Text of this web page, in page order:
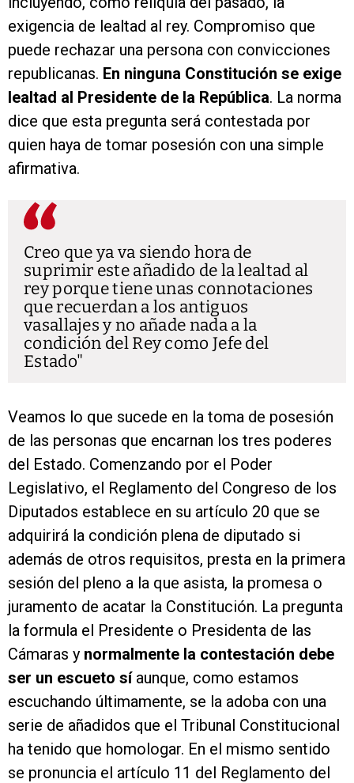
exigencia de lealtad al rey. Compromiso que
puede rechazar una persona con convicciones
republicanas. En ninguna Constitución se exige
lealtad al Presidente de la República. La norma
dice que esta pregunta será contestada por
quien haya de tomar posesión con una simple
afirmativa.
Creo que ya va siendo hora de
suprimir este añadido de la lealtad al
rey porque tiene unas connotaciones
que recuerdan a los antiguos
vasallajes y no añade nada a la
condición del Rey como Jefe del
Estado
Veamos lo que sucede en la toma de posesión
de las personas que encarnan los tres poderes
del Estado. Comenzando por el Poder
Legislativo, el Reglamento del Congreso de los
Diputados establece en su artículo 20 que se
adquirirá la condición plena de diputado si
además de otros requisitos, presta en la primera
sesión del pleno a la que asista, la promesa o
juramento de acatar la Constitución. La pregunta
la formula el Presidente o Presidenta de las
Cámaras y normalmente la contestación debe
ser un escueto síaunque, como estamos
escuchando últimamente, se la adoba con una
serie de añadidos que el Tribunal Constitucional
ha tenido que homologar. En el mismo sentido
se pronuncia el artículo 11 del Reglamento del